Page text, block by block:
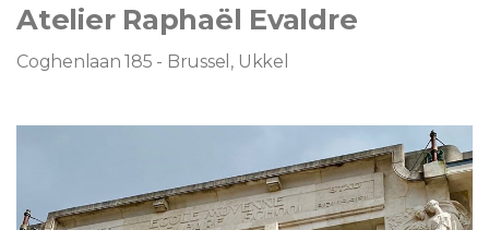
Atelier Raphaël Evaldre
Coghenlaan 185 - Brussel, Ukkel